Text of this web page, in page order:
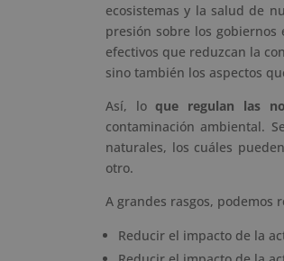
ecosistemas y la salud de
presión sobre los
efectivos que reduzcan la
sino también los aspectos
Así, loque regulan las
contaminación ambiental.
naturales, los cuáles
otro.
A grandes rasgos, podemos
Reducir el impacto de la